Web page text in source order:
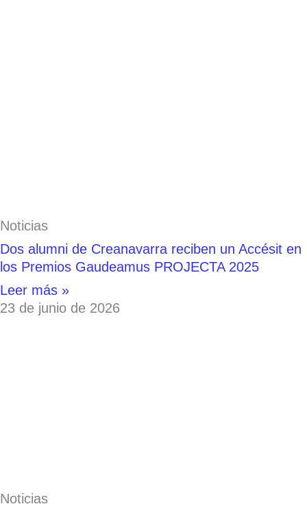
Noticias
Dos alumni de Creanavarra reciben un Accésit en
los Premios Gaudeamus PROJECTA 2025
Leer más »
23 de junio de 2026
Noticias